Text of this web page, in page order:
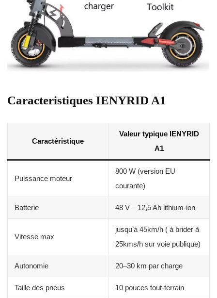
Caracteristiques IENYRID A1
Caractéristique
Valeur typique IENYRID
A1
Puissance moteur
800 W (version EU
courante)
Batterie 48 V – 12,5 Ah lithium-ion
Vitesse max
jusqu’à 45km/h ( à brider à
25kms/h sur voie publique)
Autonomie 20–30 km par charge
Taille des pneus 10 pouces tout‑terrain